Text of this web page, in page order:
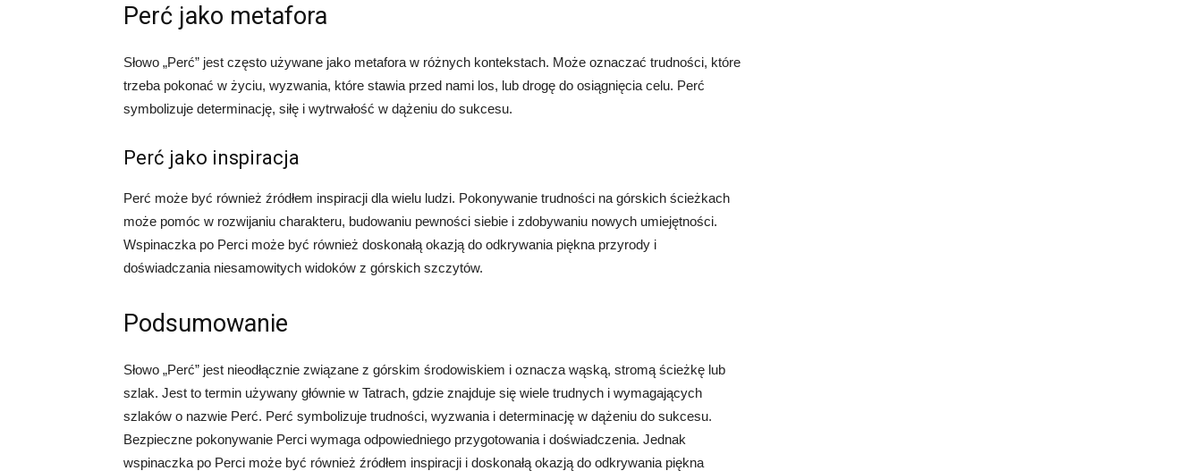
Perć jako metafora
Słowo „Perć” jest często używane jako metafora w różnych kontekstach. Może oznaczać trudności, które
trzeba pokonać w życiu, wyzwania, które stawia przed nami los, lub drogę do osiągnięcia celu. Perć
symbolizuje determinację, siłę i wytrwałość w dążeniu do sukcesu.
Perć jako inspiracja
Perć może być również źródłem inspiracji dla wielu ludzi. Pokonywanie trudności na górskich ścieżkach
może pomóc w rozwijaniu charakteru, budowaniu pewności siebie i zdobywaniu nowych umiejętności.
Wspinaczka po Perci może być również doskonałą okazją do odkrywania piękna przyrody i
doświadczania niesamowitych widoków z górskich szczytów.
Podsumowanie
Słowo „Perć” jest nieodłącznie związane z górskim środowiskiem i oznacza wąską, stromą ścieżkę lub
szlak. Jest to termin używany głównie w Tatrach, gdzie znajduje się wiele trudnych i wymagających
szlaków o nazwie Perć. Perć symbolizuje trudności, wyzwania i determinację w dążeniu do sukcesu.
Bezpieczne pokonywanie Perci wymaga odpowiedniego przygotowania i doświadczenia. Jednak
wspinaczka po Perci może być również źródłem inspiracji i doskonałą okazją do odkrywania piękna